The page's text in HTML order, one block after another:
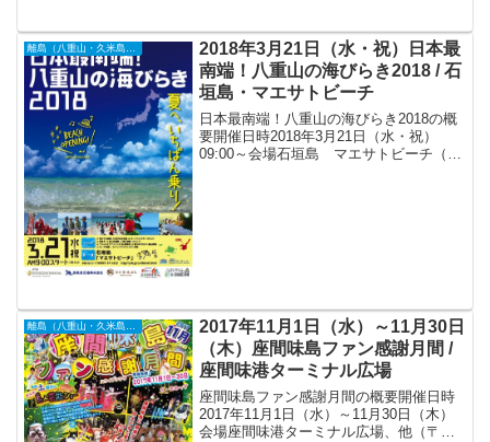
フェリーで那覇泊港から兼城港まで約4...
2018年3月21日（水・祝）日本最
南端！八重山の海びらき2018 / 石
垣島・マエサトビーチ
日本最南端！八重山の海びらき2018の概
要開催日時2018年3月21日（水・祝）
09:00～会場石垣島 マエサトビーチ（日
2017年11月1日（水）～11月30日
（木）座間味島ファン感謝月間 /
座間味港ターミナル広場
座間味島ファン感謝月間の概要開催日時
2017年11月1日（水）～11月30日（木）
会場座間味港ターミナル広場、他（〒